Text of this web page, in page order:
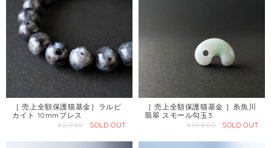
［ 売上全額保護猫基金］ラルビ
カイト 10mmブレス
¥2,980
SOLD OUT
［ 売上全額保護猫基金 ］糸魚川
翡翠 スモール勾玉3
¥19,800
SOLD OUT